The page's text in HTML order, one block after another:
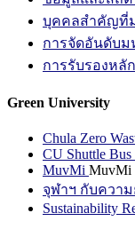
บุคคลสำคัญที่
การจัดอันดับม
การรับรองหลั
Green University
Chula Zero
CU Shuttle Bus
MuvMi MuvMi
จุฬาฯ กับควา
Sustainability